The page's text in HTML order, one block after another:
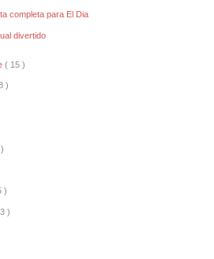
completa para El Dia
divertido
( 15 )
)
)
)